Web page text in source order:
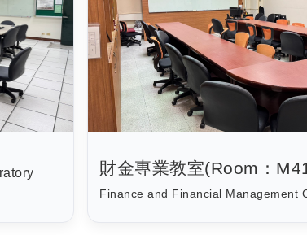
財金專業教室(Room：
Finance and Financial Management